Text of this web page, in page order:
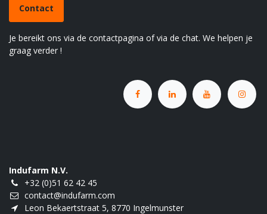
Contact
Je bereikt ons via de contactpagina of via de chat. We helpen je
graag verder !
Indufarm N.V.
+32 (0)51 62 42 45
contact@indufarm.com
Leon Bekaertstraat 5, 8770 Ingelmunster